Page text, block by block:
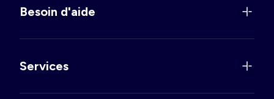
Besoin d'aide
Services